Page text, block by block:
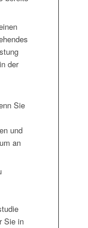
der
Sie
und
an
Sie in